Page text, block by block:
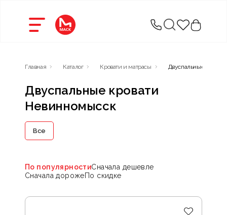
Главная Каталог Кровати и матрасы Двуспальные кровати
Двуспальные кровати
Невинномысск
Все
По популярностиСначала дешевле
Сначала дорожеПо скидке